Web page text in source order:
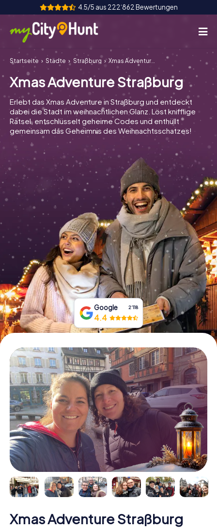
4.5/5 aus 222‘862 Bewertungen
So funktioniert's
Städte
Touren
Teamevent
Tickets
INT AT CH
DE
FR UK
IT
NL
Tickets buchen
Gutscheine bestellen
Startseite Städte Straßburg Xmas Adventure Straßburg
Xmas Adventure Straßburg
Erlebt das Xmas Adventure in Straßburg und entdeckt
dabei die Stadt im weihnachtlichen Glanz. Löst knifflige
Rätsel, entschlüsselt geheime Codes und enthüllt
gemeinsam das Geheimnis des Weihnachtsschatzes!
Google 2‘118
4.4
Xmas Adventure Straßburg